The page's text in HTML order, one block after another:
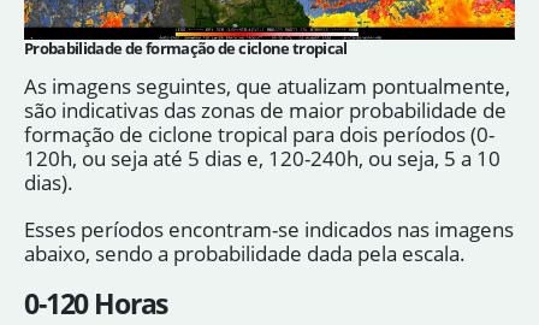
Probabilidade de formação de ciclone tropical
As imagens seguintes, que atualizam pontualmente,
são indicativas das zonas de maior probabilidade de
formação de ciclone tropical para dois períodos (0-
120h, ou seja até 5 dias e, 120-240h, ou seja, 5 a 10
dias).
Esses períodos encontram-se indicados nas imagens
abaixo, sendo a probabilidade dada pela escala.
0-120 Horas